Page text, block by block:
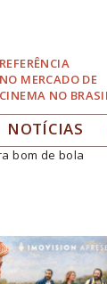
REFERÊNCIA
NO MERCADO DE
CINEMA NO
NOTÍCIAS
aqui
bom de bola